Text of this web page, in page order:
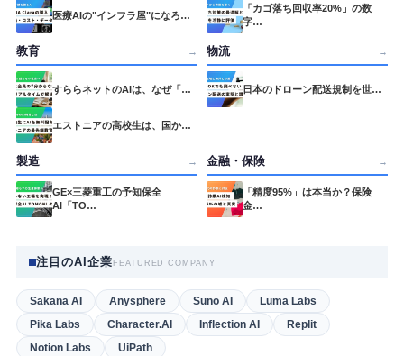
医療AIの"インフラ屋"になろ…
「カゴ落ち回収率20%」の数
字…
教育 →
すららネットのAIは、なぜ「…
エストニアの高校生は、国か…
物流 →
日本のドローン配送規制を世…
製造 →
GE×三菱重工の予知保全
AI「TO…
金融・保険 →
「精度95%」は本当か？保険
金…
注目のAI企業 FEATURED COMPANY
Sakana AI Anysphere Suno AI
Luma Labs
Pika Labs
Character.AI Inflection AI
Replit
Notion Labs
UiPath